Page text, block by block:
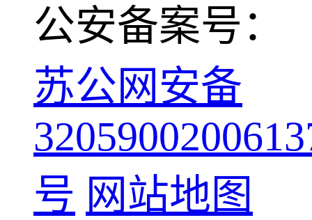
公安备案号：
苏公网安备
号 网站地图